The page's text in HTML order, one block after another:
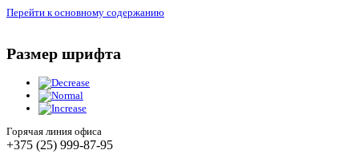
Перейти к основному содержанию
Размер шрифта
Горячая линия офиса
+375 (25) 999-87-95